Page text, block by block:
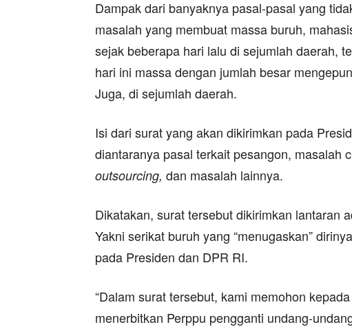
Dampak dari banyaknya pasal-pasal yang
masalah yang membuat massa buruh,
sejak beberapa hari lalu di sejumlah daerah,
hari ini massa dengan jumlah besar
Juga, di sejumlah daerah.
Isi dari surat yang akan dikirimkan pada
diantaranya pasal terkait pesangon, masalah
outsourcing, dan masalah lainnya.
Dikatakan, surat tersebut dikirimkan lantaran
Yakni serikat buruh yang “menugaskan”
pada Presiden dan DPR RI.
“Dalam surat tersebut, kami memohon
menerbitkan Perppu pengganti undang-